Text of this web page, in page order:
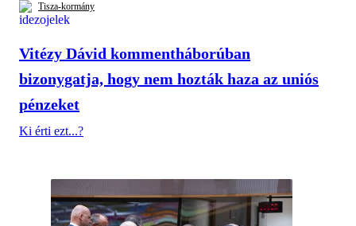
Tisza-kormány
Vitézy Dávid kommentháborúban
bizonygatja, hogy nem hozták haza az uniós
pénzeket
Ki érti ezt...?